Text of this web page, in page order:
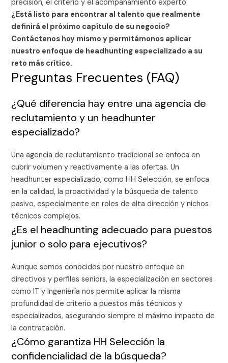
precisión, el criterio y el acompañamiento experto.
¿Está listo para encontrar al talento que realmente
definirá el próximo capítulo de su negocio?
Contáctenos hoy mismo y permitámonos aplicar
nuestro enfoque de headhunting especializado a su
reto más crítico.
Preguntas Frecuentes (FAQ)
¿Qué diferencia hay entre una agencia de
reclutamiento y un headhunter
especializado?
Una agencia de reclutamiento tradicional se enfoca en
cubrir volumen y reactivamente a las ofertas. Un
headhunter especializado, como HH Selección, se enfoca
en la calidad, la proactividad y la búsqueda de talento
pasivo, especialmente en roles de alta dirección y nichos
técnicos complejos.
¿Es el headhunting adecuado para puestos
junior o solo para ejecutivos?
Aunque somos conocidos por nuestro enfoque en
directivos y perfiles seniors, la especialización en sectores
como IT y Ingeniería nos permite aplicar la misma
profundidad de criterio a puestos más técnicos y
especializados, asegurando siempre el máximo impacto de
la contratación.
¿Cómo garantiza HH Selección la
confidencialidad de la búsqueda?